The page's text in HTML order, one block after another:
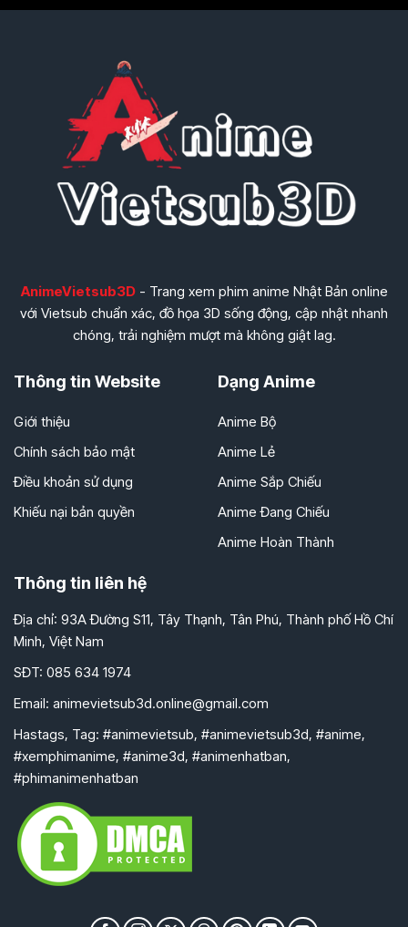
AnimeVietsub3D- Trang xem phim anime Nhật Bản online
với Vietsub chuẩn xác, đồ họa 3D sống động, cập nhật nhanh
chóng, trải nghiệm mượt mà không giật lag.
Thông tin Website
Giới thiệu
Chính sách bảo mật
Điều khoản sử dụng
Khiếu nại bản quyền
Dạng Anime
Anime Bộ
Anime Lẻ
Anime Sắp Chiếu
Anime Đang Chiếu
Anime Hoàn Thành
Thông tin liên hệ
Địa chỉ: 93A Đường S11, Tây Thạnh, Tân Phú, Thành phố Hồ Chí
Minh, Việt Nam
SĐT: 085 634 1974
Email: animevietsub3d.online@gmail.com
Hastags, Tag: #animevietsub, #animevietsub3d, #anime,
#xemphimanime, #anime3d, #animenhatban,
#phimanimenhatban